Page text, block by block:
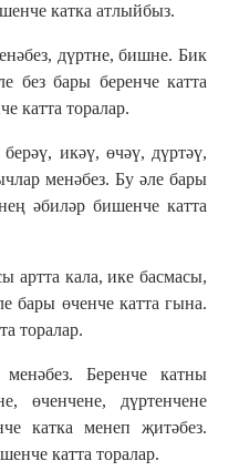
катка атлыйбыз.
дүртне, бишне. Бик
без бары беренче катта
катта торалар.
икәү, өчәү, дүртәү,
менәбез. Бу әле бары
әбиләр бишенче катта
артта кала, ике басмасы,
бары өченче катта гына.
торалар.
Беренче катны
өченчене, дүртенчене
катка менеп җитәбез.
катта торалар.